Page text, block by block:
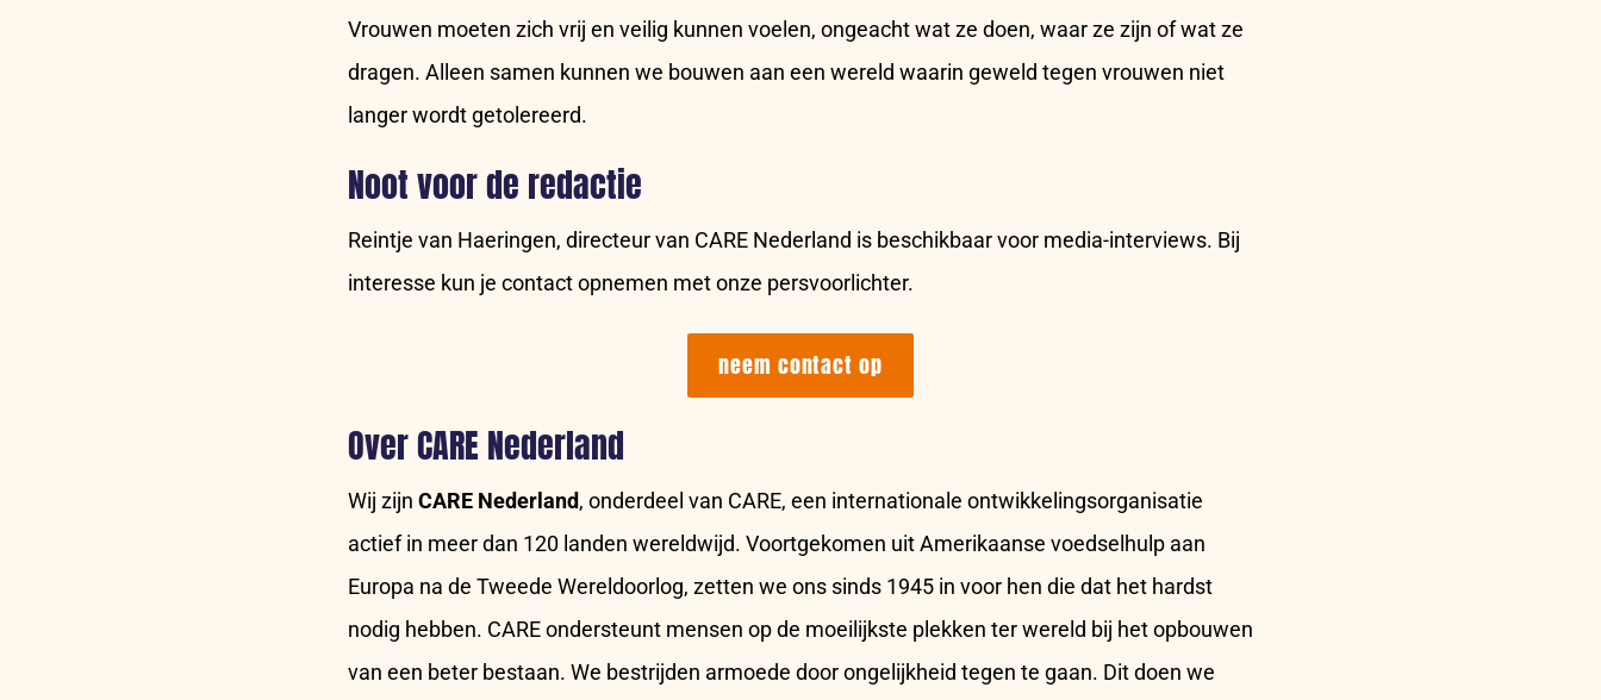
Vrouwen moeten zich vrij en veilig kunnen voelen, ongeacht wat ze doen, waar ze zijn of wat ze
dragen. Alleen samen kunnen we bouwen aan een wereld waarin geweld tegen vrouwen niet
langer wordt getolereerd.
Noot voor de redactie
Reintje van Haeringen, directeur van CARE Nederland is beschikbaar voor media-interviews. Bij
interesse kun je contact opnemen met onze persvoorlichter.
neem contact op
Over CARE Nederland
Wij zijn CARE Nederland, onderdeel van CARE, een internationale ontwikkelingsorganisatie
actief in meer dan 120 landen wereldwijd. Voortgekomen uit Amerikaanse voedselhulp aan
Europa na de Tweede Wereldoorlog, zetten we ons sinds 1945 in voor hen die dat het hardst
nodig hebben. CARE ondersteunt mensen op de moeilijkste plekken ter wereld bij het opbouwen
van een beter bestaan. We bestrijden armoede door ongelijkheid tegen te gaan. Dit doen we